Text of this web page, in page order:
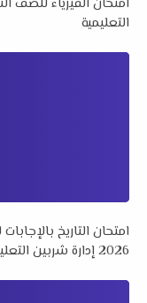
التعليمية
امتحان التاريخ
2026 إدارة شربين التعليمية